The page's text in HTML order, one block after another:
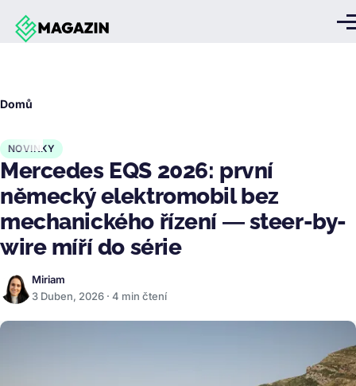
Přejít k hlavnímu obsahu
Domů
NOVINKY
Mercedes EQS 2026: první
německý elektromobil bez
mechanického řízení — steer-by-
wire míří do série
Miriam
3 Duben, 2026 · 4 min čtení